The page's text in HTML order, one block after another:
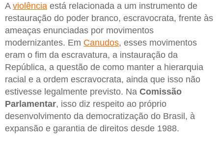
A violência está relacionada a um instrumento de
restauração do poder branco, escravocrata, frente às
ameaças enunciadas por movimentos
modernizantes. Em Canudos, esses movimentos
eram o fim da escravatura, a instauração da
República, a questão de como manter a hierarquia
racial e a ordem escravocrata, ainda que isso não
estivesse legalmente previsto. Na Comissão
Parlamentar, isso diz respeito ao próprio
desenvolvimento da democratização do Brasil, à
expansão e garantia de direitos desde 1988.